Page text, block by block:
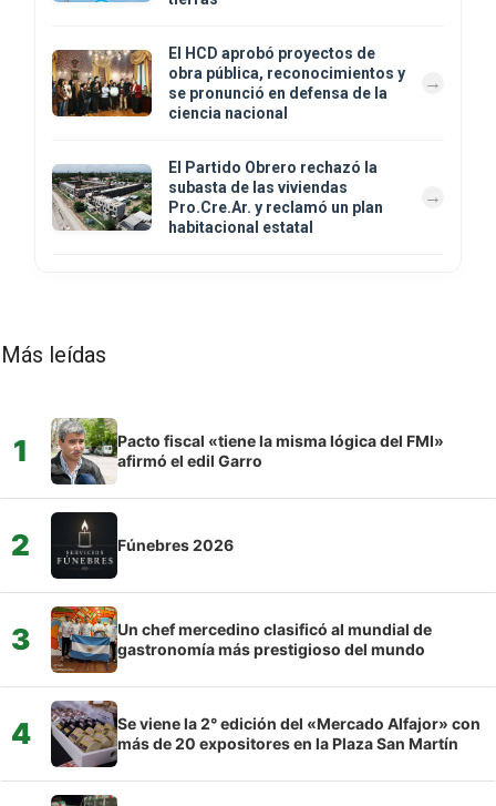
El HCD aprobó proyectos de
obra pública, reconocimientos y
se pronunció en defensa de la
ciencia nacional
El Partido Obrero rechazó la
subasta de las viviendas
Pro.Cre.Ar. y reclamó un plan
habitacional estatal
Más leídas
1
Pacto fiscal «tiene la misma lógica del FMI»
afirmó el edil Garro
2 Fúnebres 2026
3
Un chef mercedino clasificó al mundial de
gastronomía más prestigioso del mundo
4
Se viene la 2° edición del «Mercado Alfajor» con
más de 20 expositores en la Plaza San Martín